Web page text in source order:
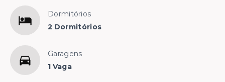
Dormitórios
2 Dormitórios
Garagens
1 Vaga